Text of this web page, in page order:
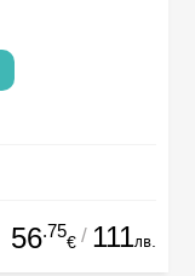
56.75
€ / 111лв.